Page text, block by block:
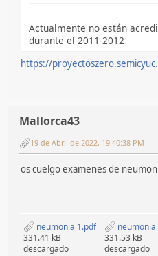
Actualmente no están
durante el 2011-2012
https://
Mallorca43
19 de Abril de 2022, 19:40:38 PM
os cuelgo examenes de
neumonia 1.pdf
331.41 kB
descargado
neumonia
331.53 kB
descargado